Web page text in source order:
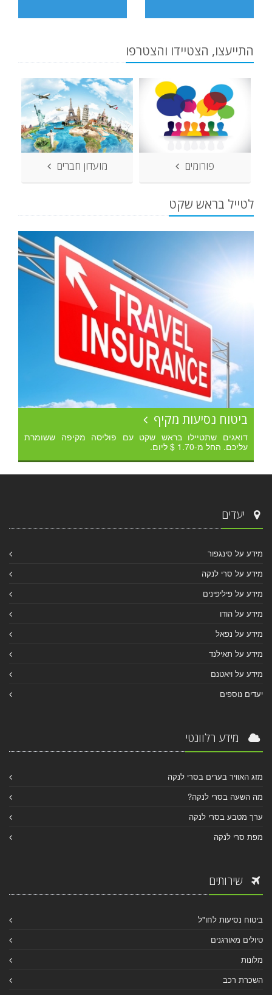
התייעצו, הצטיידו והצטרפו
פורומים מועדון חברים
לטייל בראש שקט
ביטוח נסיעות מקיף
דואגים שתטיילו בראש שקט עם פוליסה מקיפה ששומרת
עליכם. החל מ-1.70 $ ליום.
יעדים
מידע על סינגפור
מידע על סרי לנקה
מידע על פיליפינים
מידע על הודו
מידע על נפאל
מידע על תאילנד
מידע על ויאטנם
יעדים נוספים
מידע רלוונטי
מזג האוויר בערים בסרי לנקה
מה השעה בסרי לנקה?
ערך מטבע בסרי לנקה
מפת סרי לנקה
שירותים
ביטוח נסיעות לחו"ל
טיולים מאורגנים
מלונות
השכרת רכב